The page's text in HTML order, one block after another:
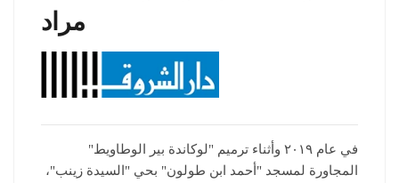
مراد
في عام ٢٠١٩ وأثناء ترميم "لوكاندة بير الوطاويط"
المجاورة لمسجد "أحمد ابن طولون" بحي "السيدة زينب"،